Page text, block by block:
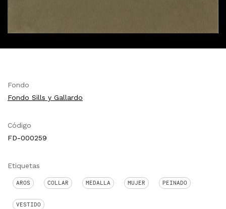
Fondo
Fondo Sills y Gallardo
Código
FD-000259
Etiquetas
AROS COLLAR MEDALLA MUJER PEINADO
VESTIDO